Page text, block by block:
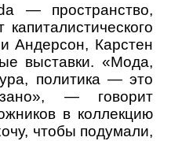
— пространство,
Андерсон, Карстен
выставки. «Мода,
политика — это
— говорит
в коллекцию
чтобы подумали,